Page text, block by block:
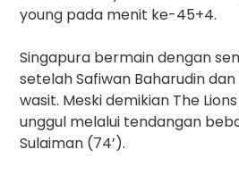
young pada menit ke-45+4.
Singapura bermain dengan
setelah Safiwan Baharudin
wasit. Meski demikian The
unggul melalui tendangan
Sulaiman (74’).